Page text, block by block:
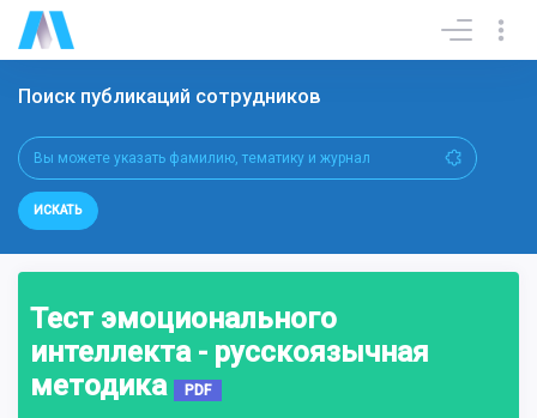
Поиск публикаций сотрудников
ИСКАТЬ
Тест эмоционального
интеллекта - русскоязычная
методика
PDF